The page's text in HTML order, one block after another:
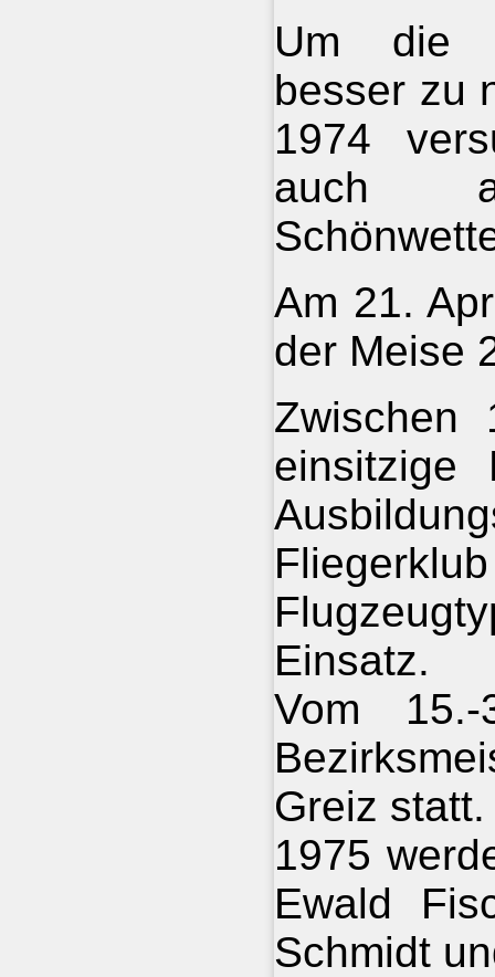
Um die
besser zu
1974
auch
Am 21.
der Meise
Zwischen
einsitzige
Einsatz.
Vom
Greiz statt.
1975
Ewald
Schmidt